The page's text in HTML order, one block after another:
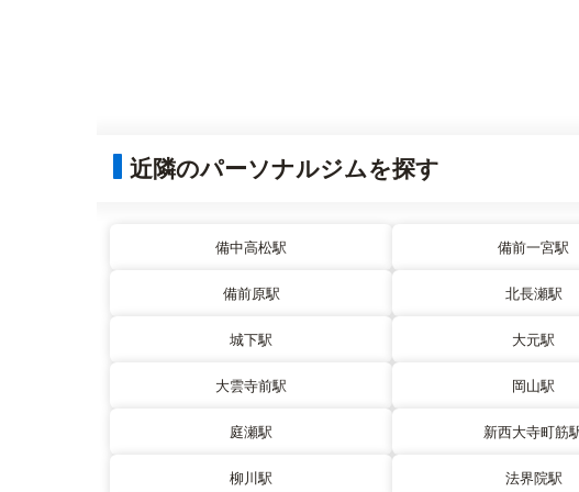
近隣のパーソナルジムを探す
備中高松駅 備前一宮駅
備前原駅 北長瀬駅
城下駅 大元駅
大雲寺前駅 岡山駅
庭瀬駅 新西大寺町筋
柳川駅 法界院駅